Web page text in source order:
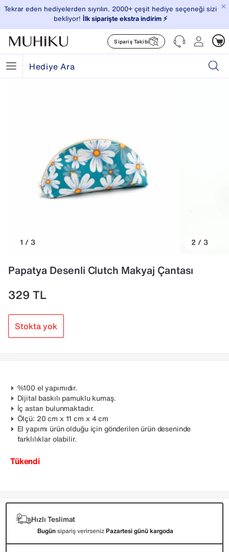
×
Tekrar eden hediyelerden sıyrılın. 2000+ çeşit hediye seçeneği sizi
bekliyor! İlk siparişte ekstra indirim ⚡️
Sipariş Takibi
1 / 3 2 / 3
Papatya Desenli Clutch Makyaj Çantası
329 TL
Stokta yok
%100 el yapımıdır.
Dijital baskılı pamuklu kumaş.
İç astarı bulunmaktadır.
Ölçü: 20 cm x 11 cm x 4 cm
El yapımı ürün olduğu için gönderilen ürün deseninde
farklılıklar olabilir.
Tükendi
Hızlı Teslimat
Bugünsipariş verirsenizPazartesi günü kargoda